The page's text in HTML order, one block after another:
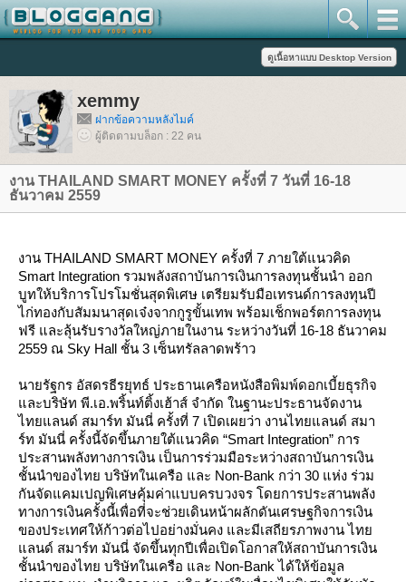
xemmy
ฝากข้อความหลังไมค์
ผู้ติดตามบล็อก : 22 คน
งาน THAILAND SMART MONEY ครั้งที่ 7 วันที่ 16-18
ธันวาคม 2559
งาน THAILAND SMART MONEY ครั้งที่ 7 ภายใต้แนวคิด
Smart Integration รวมพลังสถาบันการเงินการลงทุนชั้นนำ ออก
บูทให้บริการโปรโมชั่นสุดพิเศษ เตรียมรับมือเทรนด์การลงทุนปี
ไก่ทองกับสัมมนาสุดเจ๋งจากกูรูขั้นเทพ พร้อมเช็กพอร์ตการลงทุน
ฟรี และลุ้นรับรางวัลใหญ่ภายในงาน ระหว่างวันที่ 16-18 ธันวาคม
2559 ณ Sky Hall ชั้น 3 เซ็นทรัลลาดพร้าว
นายรัฐกร อัสดรธีรยุทธ์ ประธานเครือหนังสือพิมพ์ดอกเบี้ยธุรกิจ
ละบริษัท พี.เอ.พริ้นท์ติ้งเฮ้าส์ จำกัด ในฐานะประธานจัดงาน
ไทยแลนด์ สมาร์ท มันนี่ ครั้งที่ 7 เปิดเผยว่า งานไทยแลนด์ สมา
ร์ท มันนี่ ครั้งนี้จัดขึ้นภายใต้แนวคิด “Smart Integration” การ
ประสานพลังทางการเงิน เป็นการร่วมมือระหว่างสถาบันการเงิน
ชั้นนำของไทย บริษัทในเครือ และ Non-Bank กว่า 30 แห่ง ร่วม
กันจัดแคมเปญพิเศษคุ้มค่าแบบครบวงจร โดยการประสานพลัง
ทางการเงินครั้งนี้เพื่อที่จะช่วยเดินหน้าผลักดันเศรษฐกิจการเงิน
ของประเทศให้ก้าวต่อไปอย่างมั่นคง และมีเสถียรภาพงาน ไท
ลนด์ สมาร์ท มันนี่ จัดขึ้นทุกปีเพื่อเปิดโอกาสให้สถาบันการเงิน
ชั้นนำของไทย บริษัทในเครือ และ Non-Bank ได้ให้ข้อมูล